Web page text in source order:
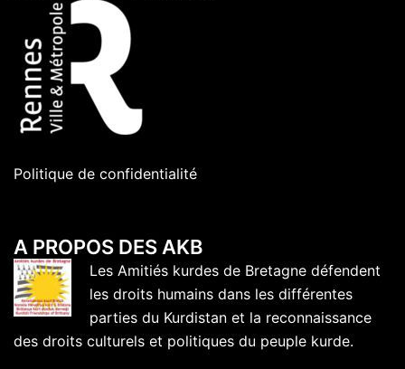
Politique de confidentialité
A PROPOS DES AKB
Les Amitiés kurdes de Bretagne défendent
les droits humains dans les différentes
parties du Kurdistan et la reconnaissance
des droits culturels et politiques du peuple kurde.